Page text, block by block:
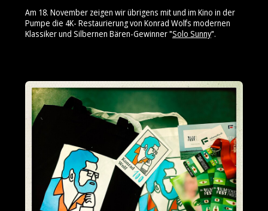
Am 18. November zeigen wir übrigens mit und im Kino in der
Pumpe die 4K- Restaurierung von Konrad Wolfs modernen
Klassiker und Silbernen Bären-Gewinner "Solo Sunny".